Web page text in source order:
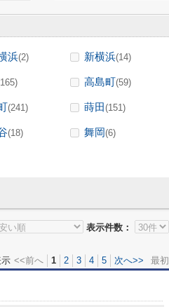
浜(2) 新横浜(14)
高島町(59)
(241) 蒔田(151)
(18) 舞岡(6)
表示件数：
<<前へ 1 2 3 4 5 次へ>> 最初